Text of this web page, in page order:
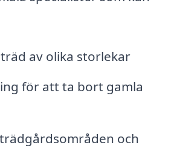
av olika storlekar
för att ta bort gamla
och